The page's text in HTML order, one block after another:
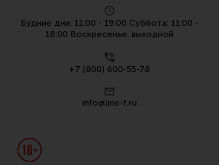
Будние дни: 11:00 - 19:00 Суббота: 11:00 -
18:00 Воскресенье: выходной
+7 (800) 600-55-78
info@line-f.ru